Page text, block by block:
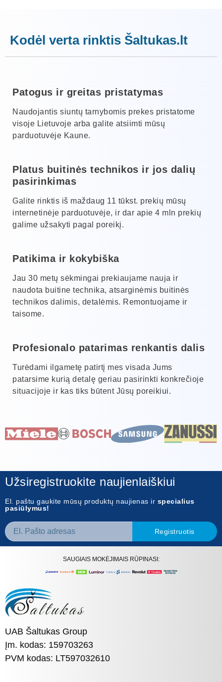
Kodėl verta rinktis Šaltukas.lt
Patogus ir greitas pristatymas
Naudojantis siuntų tarnybomis prekes pristatome
visoje Lietuvoje arba galite atsiimti mūsų
parduotuvėje Kaune.
Platus buitinės technikos ir jos dalių
pasirinkimas
Galite rinktis iš maždaug 11 tūkst. prekių mūsų
internetinėje parduotuvėje, ir dar apie 4 mln prekių
galime užsakyti pagal poreikį.
Patikima ir kokybiška
Jau 30 metų sėkmingai prekiaujame nauja ir
naudota buitine technika, atsarginėmis buitinės
technikos dalimis, detalėmis. Remontuojame ir
taisome.
Profesionalo patarimas renkantis dalis
Turėdami ilgametę patirtį mes visada Jums
patarsime kurią detalę geriau pasirinkti konkrečioje
situacijoje ir kas tiks būtent Jūsų poreikiui.
Užsiregistruokite naujienlaiškiui
El. paštu gaukite mūsų produktų naujienas ir specialius
pasiūlymus!
Registruotis
SAUGIAIS MOKĖJIMAIS RŪPINASI:
UAB Šaltukas Group
Įm. kodas: 159703263
PVM kodas: LT597032610